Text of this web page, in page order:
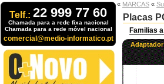
Telf.: 22 999 77 60
Chamada para a rede fixa nacional
Chamada para a rede móvel nacional
comercial@medio-informatico.pt
« MARCAS «
Placas
Familias
Adaptador